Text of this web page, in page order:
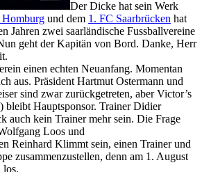
Der Dicke hat sein Werk
und dem 1. FC Saarbrücken hat
Jahren zwei saarländische Fussballvereine
geht der Kapitän von Bord. Danke, Herr
einen echten Neuanfang. Momentan
aus. Präsident Hartmut Ostermann und
sind zwar zurückgetreten, aber Victor’s
bleibt Hauptsponsor. Trainer Didier
auch kein Trainer mehr sein. Die Frage
Loos und
Reinhard Klimmt sein, einen Trainer und
zusammenzustellen, denn am 1. August
los.